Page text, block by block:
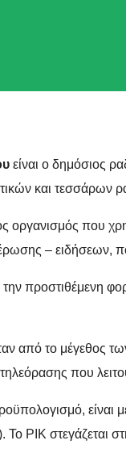
είναι ο δημόσιος
και τεσσάρων
οργανισμός που
– ειδήσεων,
προστιθέμενη
από το μέγεθος
που
ΡΙΚ στεγάζεται